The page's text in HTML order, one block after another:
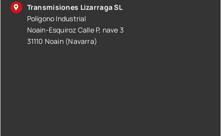
Transmisiones Lizarraga SL
Polígono Industrial
Noain-Esquiroz Calle P, nave 3
31110 Noain (Navarra)